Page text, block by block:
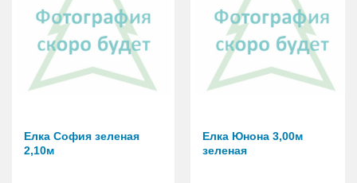
Елка София зеленая
2,10м
Елка Юнона 3,00м
зеленая